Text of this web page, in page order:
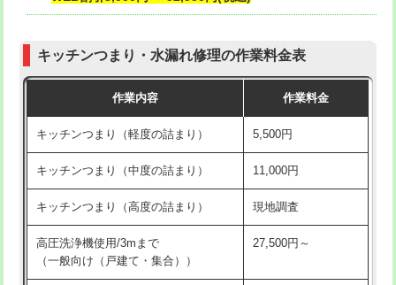
管・ポリ管・HT管使用/3ｍ超え)
排水管工事（土の掘削・埋め戻し作
11,000円~
排水管工事（排水管工事/3ｍまで） 55,000円
排水管工事（追加 排水管工事/3ｍ超
+11,000円
マス交換（土の掘削・埋め戻し作業）
マス交換（深さ50㎝未満）
式・ワンホール）)
交換・取付(排水栓・排水トラップ
22,000円+材料費
持込商品取付（単水栓）
キッチンつまり・水漏れ修理の作業料金表
作業内容 作業料金
キッチンつまり（軽度の詰まり） 5,500円
キッチンつまり（中度の詰まり） 11,000円
キッチンつまり（高度の詰まり） 現地調査
高圧洗浄機使用/3mまで
（一般向け（戸建て・集合））
27,500円～